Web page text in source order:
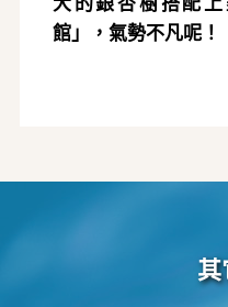
館」，氣勢不凡呢！
其